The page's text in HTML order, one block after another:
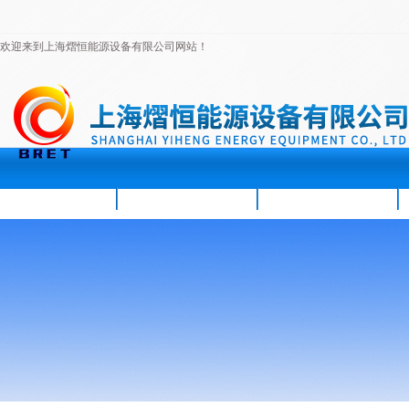
欢迎来到上海熠恒能源设备有限公司网站！